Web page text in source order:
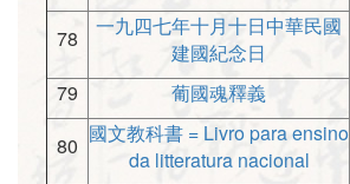
78
一九四七年十月十日中華民國
建國紀念日
79
葡國魂釋義
80 國文教科書 = Livro para ensino
da litteratura nacional